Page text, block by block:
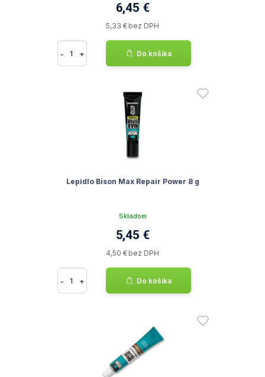
6,45 €
5,33 € bez DPH
- + Do košíka
Lepidlo Bison Max Repair Power 8 g
Skladom
5,45 €
4,50 € bez DPH
- + Do košíka